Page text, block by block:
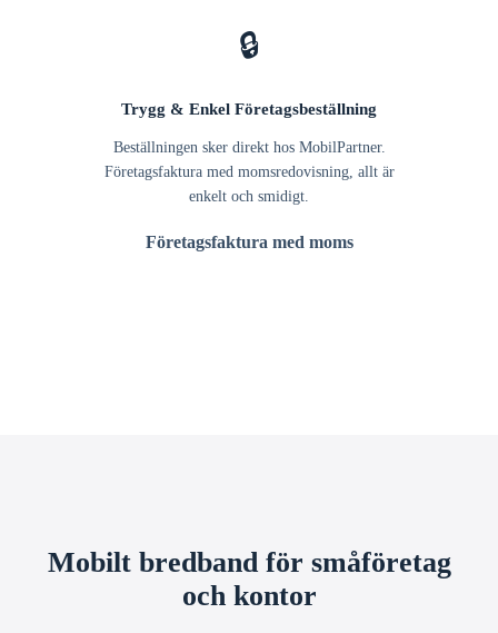
🔒
Trygg & Enkel Företagsbeställning
Beställningen sker direkt hos MobilPartner.
Företagsfaktura med momsredovisning, allt är
enkelt och smidigt.
Företagsfaktura med moms
Mobilt bredband för småföretag
och kontor